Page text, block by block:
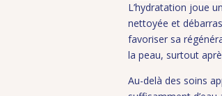
L’hydratation joue
nettoyée et
favoriser sa
la peau, surtout
Au-delà des soins